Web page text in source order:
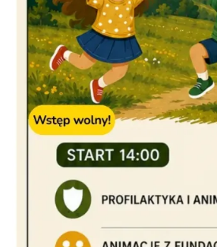
Puchar Złotego Gronia
Istebna
1.65 km
Święto Jagnięciny w Istebnej
Istebna